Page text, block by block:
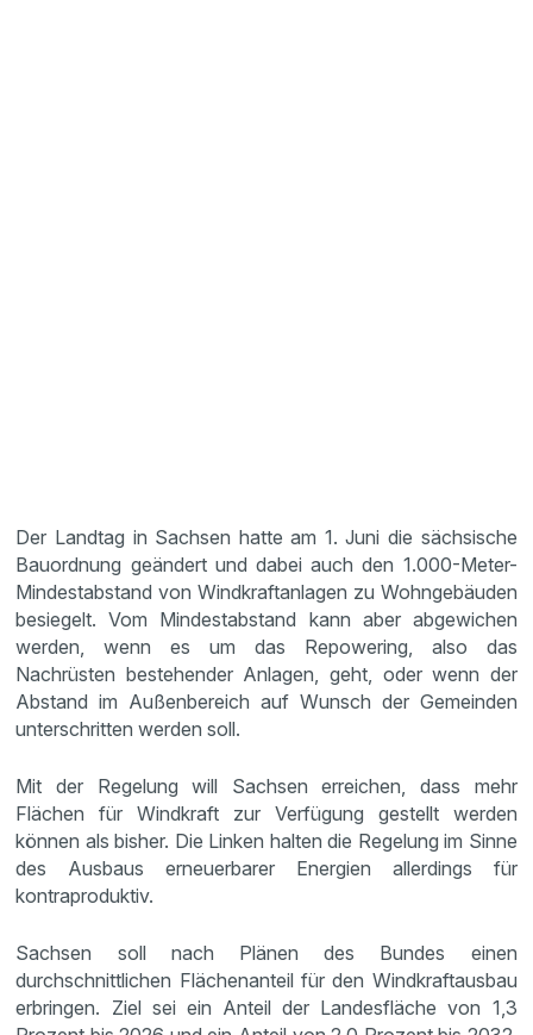
Der Landtag in Sachsen hatte am 1. Juni die sächsische
Bauordnung geändert und dabei auch den 1.000-Meter-
Mindestabstand von Windkraftanlagen zu Wohngebäuden
besiegelt. Vom Mindestabstand kann aber abgewichen
werden, wenn es um das Repowering, also das
Nachrüsten bestehender Anlagen, geht, oder wenn der
Abstand im Außenbereich auf Wunsch der Gemeinden
unterschritten werden soll.
Mit der Regelung will Sachsen erreichen, dass mehr
Flächen für Windkraft zur Verfügung gestellt werden
können als bisher. Die Linken halten die Regelung im Sinne
des Ausbaus erneuerbarer Energien allerdings für
kontraproduktiv.
Sachsen soll nach Plänen des Bundes einen
durchschnittlichen Flächenanteil für den Windkraftausbau
erbringen. Ziel sei ein Anteil der Landesfläche von 1,3